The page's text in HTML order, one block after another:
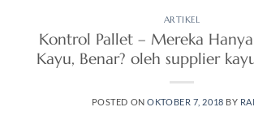
ARTIKEL
Kontrol Pallet – Mereka
Kayu, Benar? oleh supplier
POSTED ONOKTOBER 7, 2018 BY